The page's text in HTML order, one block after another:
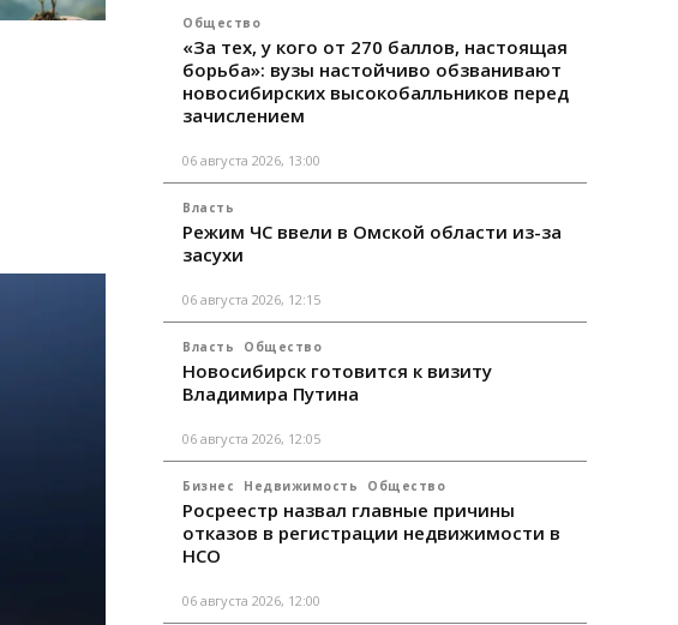
Общество
«За тех, у кого от 270 баллов, настоящая
борьба»: вузы настойчиво обзванивают
новосибирских высокобалльников перед
зачислением
06 августа 2026, 13:00
Власть
Режим ЧС ввели в Омской области из-за
засухи
06 августа 2026, 12:15
Власть Общество
Новосибирск готовится к визиту
Владимира Путина
06 августа 2026, 12:05
Бизнес Недвижимость Общество
Росреестр назвал главные причины
отказов в регистрации недвижимости в
НСО
06 августа 2026, 12:00